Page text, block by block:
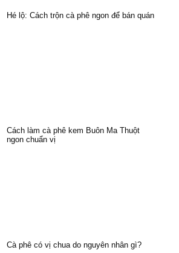
Hé lộ: Cách trộn cà phê ngon để bán quán
Cách làm cà phê kem Buôn Ma Thuột
ngon chuẩn vị
Cà phê có vị chua do nguyên nhân gì?